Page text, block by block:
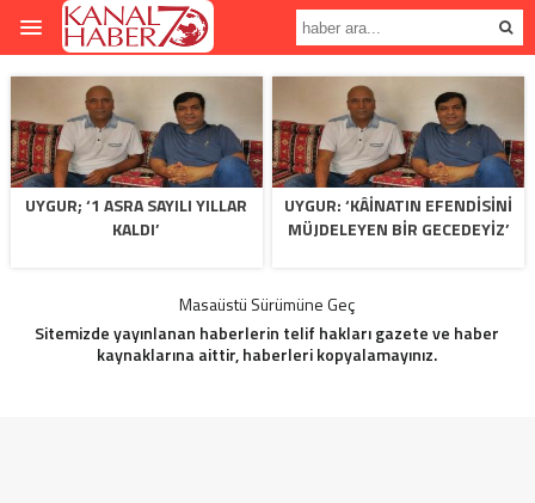
UYGUR; ‘1 ASRA SAYILI YILLAR
KALDI’
UYGUR: ‘KÂINATIN EFENDISINI
MÜJDELEYEN BIR GECEDEYIZ’
Masaüstü Sürümüne Geç
Sitemizde yayınlanan haberlerin telif hakları gazete ve haber
kaynaklarına aittir, haberleri kopyalamayınız.